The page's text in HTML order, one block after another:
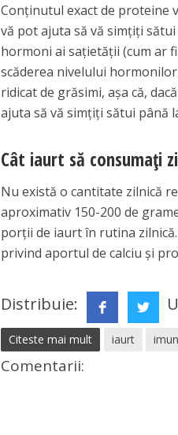
Conținutul exact de proteine
vă pot ajuta să vă simțiți
hormoni ai sațietății (cum ar
scăderea nivelului
ridicat de grăsimi, așa că,
ajuta să vă simțiți sătui până
Cât iaurt să consumați
Nu există o cantitate zilnică
aproximativ 150-200 de
porții de iaurt în rutina
privind aportul de calciu și
Distribuie:
Citeste mai mult iaurt
Comentarii: